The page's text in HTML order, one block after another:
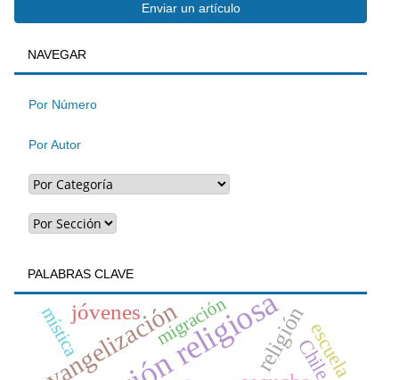
Enviar
un
artículo
Enviar un artículo
BUSQUEDA
NAVEGAR
Por Número
Por Autor
PALABRAS CLAVE
evangelización
jóvenes religiónChile
escuela
migración
mística